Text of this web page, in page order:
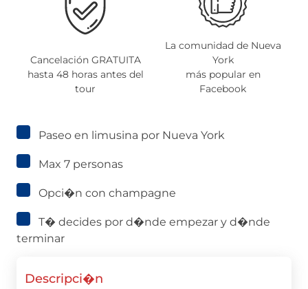
Cancelación GRATUITA
hasta 48 horas antes del
tour
La comunidad de Nueva
York
más popular en
Facebook
Paseo en limusina por Nueva York
Max 7 personas
Opci�n con champagne
T� decides por d�nde empezar y d�nde
terminar
Descripci�n